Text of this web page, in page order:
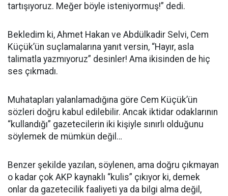
tartışıyoruz. Meğer böyle isteniyormuş!” dedi.
Bekledim ki, Ahmet Hakan ve Abdülkadir Selvi, Cem
Küçük’ün suçlamalarına yanıt versin, “Hayır, asla
talimatla yazmıyoruz” desinler! Ama ikisinden de hiç
ses çıkmadı.
Muhatapları yalanlamadığına göre Cem Küçük’ün
sözleri doğru kabul edilebilir. Ancak iktidar odaklarının
“kullandığı” gazetecilerin iki kişiyle sınırlı olduğunu
söylemek de mümkün değil…
Benzer şekilde yazılan, söylenen, ama doğru çıkmayan
o kadar çok AKP kaynaklı “kulis” çıkıyor ki, demek
onlar da gazetecilik faaliyeti ya da bilgi alma değil,